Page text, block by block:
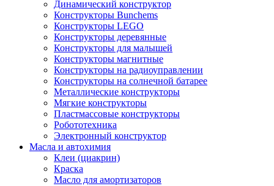
Динамический конструктор
Конструкторы Bunchems
Конструкторы LEGO
Конструкторы деревянные
Конструкторы для малышей
Конструкторы магнитные
Конструкторы на радиоуправлении
Конструкторы на солнечной батарее
Металлические конструкторы
Мягкие конструкторы
Пластмассовые конструкторы
Робототехника
Электронный конструктор
Масла и автохимия
Клеи (циакрин)
Краска
Масло для амортизаторов